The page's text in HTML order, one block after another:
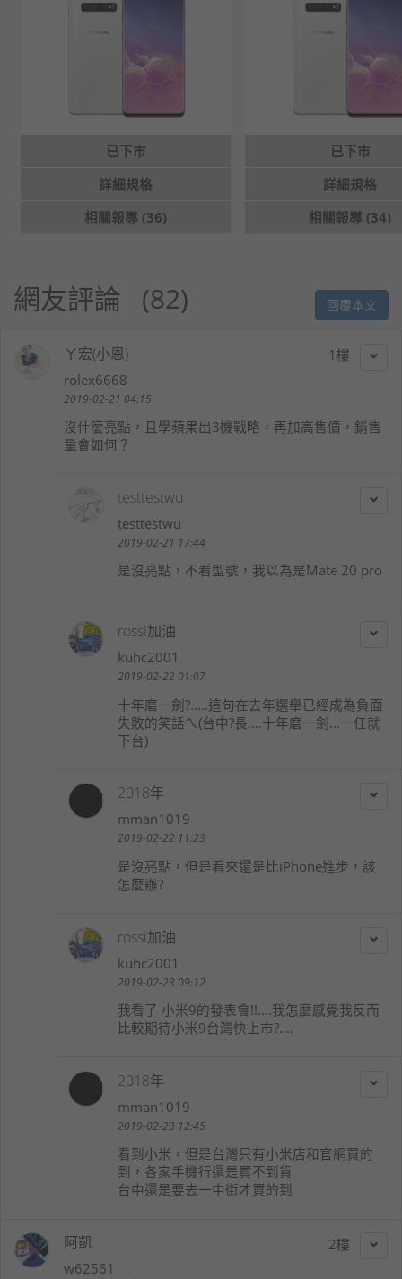
已下市
詳細規格
相關報導 (36)
已下市
詳細規格
相關報導 (34)
網友評論 82 回覆本文
1
ㄚ宏(小恩)
rolex6668
2019-02-21 04:15
沒什麼亮點，且學蘋果出3機戰略，再加高售價，銷售
量會如何？
testtestwu
testtestwu
2019-02-21 17:44
是沒亮點，不看型號，我以為是Mate 20 pro
rossi加油
kuhc2001
2019-02-22 01:07
十年磨一劍?.....這句在去年選舉已經成為負面
失敗的笑話ㄟ(台中?長....十年磨一劍...一任就
下台)
2018年
mman1019
2019-02-22 11:23
是沒亮點，但是看來還是比iPhone進步，該
怎麼辦?
rossi加油
kuhc2001
2019-02-23 09:12
我看了 小米9的發表會!!....我怎麼感覺我反而
比較期待小米9台灣快上市?....
2018年
mman1019
2019-02-23 12:45
看到小米，但是台灣只有小米店和官網買的
到，各家手機行還是買不到貨
台中還是要去一中街才買的到
2
阿凱
w62561